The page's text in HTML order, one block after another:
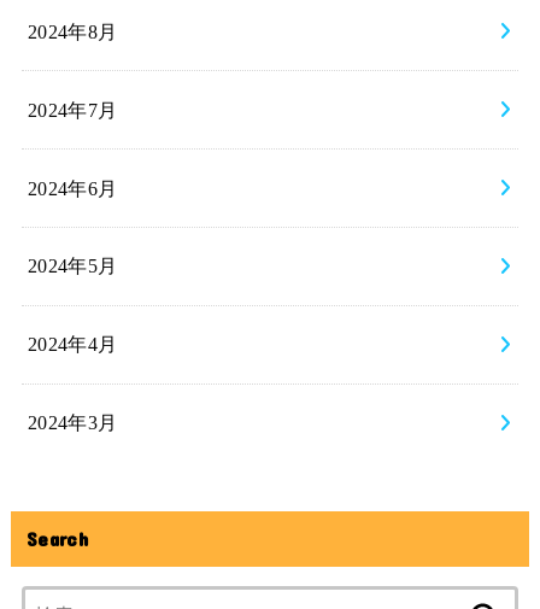
2024年8月
2024年7月
2024年6月
2024年5月
2024年4月
2024年3月
Search